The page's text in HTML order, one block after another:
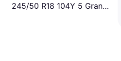
245/50 R18 104Y 5 Gran